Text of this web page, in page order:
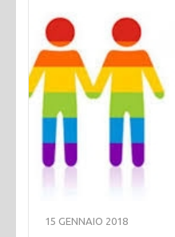
15 GENNAIO 2018